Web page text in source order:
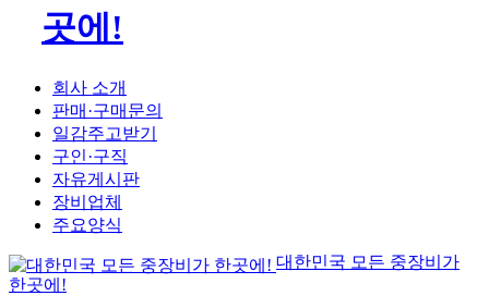
곳에!
회사 소개
판매·구매문의
일감주고받기
구인·구직
자유게시판
장비업체
주요양식
대한민국 모든 중장비가
한곳에!